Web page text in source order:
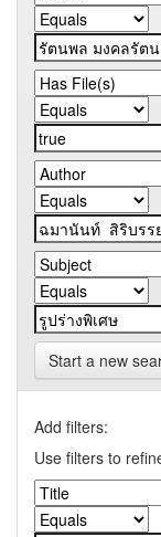
Start a new
Add filters:
Use filters to